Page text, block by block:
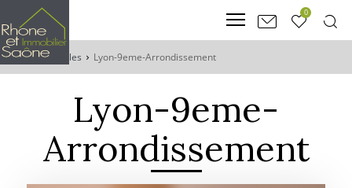
0
Accueil Villes Lyon-9eme-Arrondissement
Lyon-9eme-
Arrondissement